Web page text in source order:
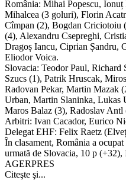
România: Mihai Popescu,
Mihalcea (3 goluri), Florin
Cîmpan (2), Bogdan Criciotoiu
(4), Alexandru Csepreghi,
Dragoș Iancu, Ciprian Șandru,
Eliodor Voica.
Slovacia: Teodor Paul,
Szucs (1), Patrik Hruscak,
Radovan Pekar, Martin Mazak
Urban, Martin Slaninka, Lukas
Maros Balaz (3), Radoslav Antl
Arbitri: Ivan Cacador, Eurico
Delegat EHF: Felix Raetz
În clasament, România a
urmată de Slovacia, 10 p
AGERPRES
Citeşte şi...